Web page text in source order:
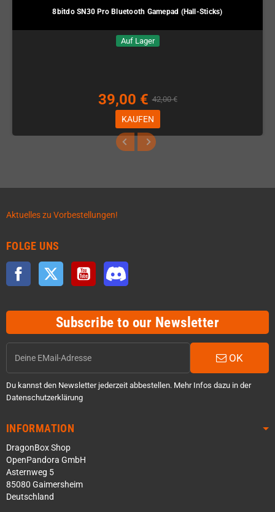
8bitdo SN30 Pro Bluetooth Gamepad (Hall-Sticks)
Auf Lager
39,00 € 42,00 €
KAUFEN
Aktuelles zu Vorbestellungen!
FOLGE UNS
Facebook Twitter YouTube
Subscribe to our Newsletter
OK
Du kannst den Newsletter jederzeit abbestellen. Mehr Infos dazu in der
Datenschutzerklärung
INFORMATION
DragonBox Shop
OpenPandora GmbH
Asternweg 5
85080 Gaimersheim
Deutschland